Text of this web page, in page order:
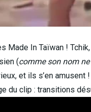
Made In Taïwan !
(comme son nom ne
et ils s’en amusent !
du clip : transitions